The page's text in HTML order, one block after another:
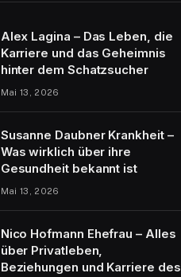
Alex Lagina – Das Leben, die
Karriere und das Geheimnis
hinter dem Schatzsucher
Mai 13, 2026
Susanne Daubner Krankheit –
Was wirklich über ihre
Gesundheit bekannt ist
Mai 13, 2026
Nico Hofmann Ehefrau – Alles
über Privatleben,
Beziehungen und Karriere des